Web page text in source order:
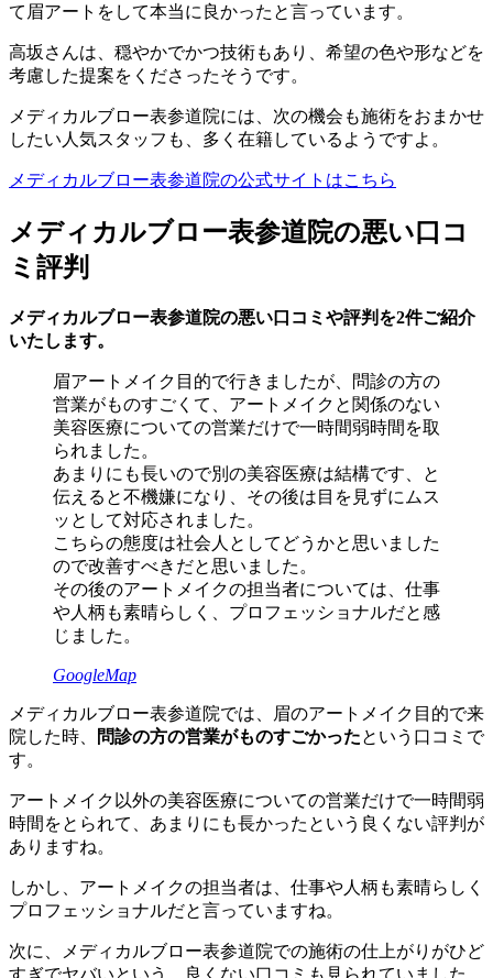
て眉アートをして本当に良かったと言っています。
高坂さんは、穏やかでかつ技術もあり、希望の色や形などを
考慮した提案をくださったそうです。
メディカルブロー表参道院には、次の機会も施術をおまかせ
したい人気スタッフも、多く在籍しているようですよ。
メディカルブロー表参道院の公式サイトはこちら
メディカルブロー表参道院の悪い口コ
ミ評判
メディカルブロー表参道院の悪い口コミや評判を2件ご紹介
いたします。
眉アートメイク目的で行きましたが、問診の方の
営業がものすごくて、アートメイクと関係のない
美容医療についての営業だけで一時間弱時間を取
られました。
あまりにも長いので別の美容医療は結構です、と
伝えると不機嫌になり、その後は目を見ずにムス
ッとして対応されました。
こちらの態度は社会人としてどうかと思いました
ので改善すべきだと思いました。
その後のアートメイクの担当者については、仕事
や人柄も素晴らしく、プロフェッショナルだと感
じました。
GoogleMap
メディカルブロー表参道院では、眉のアートメイク目的で来
院した時、
問診の方の営業がものすごかったという口コミで
す。
アートメイク以外の美容医療についての営業だけで一時間弱
時間をとられて、あまりにも長かったという良くない評判が
ありますね。
しかし、アートメイクの担当者は、仕事や人柄も素晴らしく
プロフェッショナルだと言っていますね。
次に、メディカルブロー表参道院での施術の仕上がりがひど